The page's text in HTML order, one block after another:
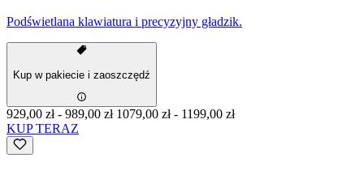
Podświetlana klawiatura i precyzyjny gładzik.
Kup w pakiecie i zaoszczędź
929,00 zł- 989,00 zł 1079,00 zł- 1199,00 zł
KUP TERAZ